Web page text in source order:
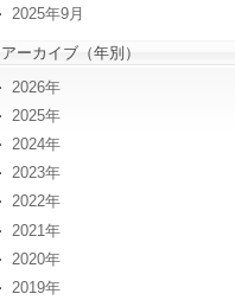
2025年9月
アーカイブ（年別）
2026
2025
2024
2023
2022
2021
2020
2019